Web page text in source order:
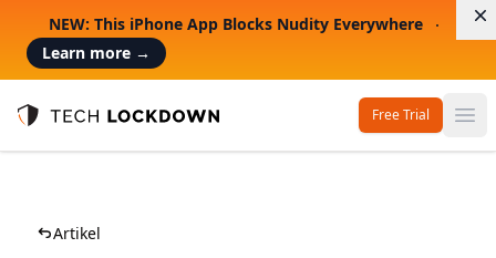
NEW: This iPhone App Blocks Nudity Everywhere
Learn more →
Tech Lockdown
Free Trial
Artikel